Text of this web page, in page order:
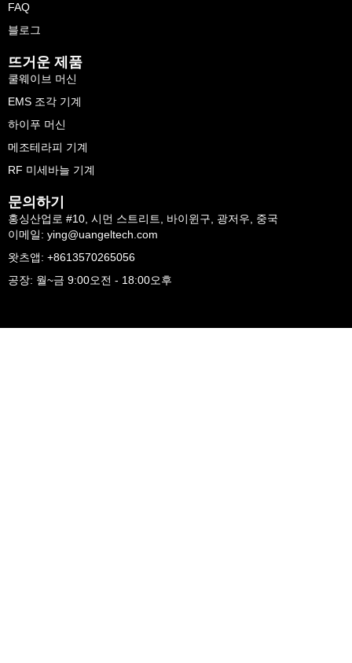
FAQ
블로그
뜨거운 제품
쿨웨이브 머신
EMS 조각 기계
하이푸 머신
메조테라피 기계
RF 미세바늘 기계
문의하기
홍싱산업로 #10, 시먼 스트리트, 바이윈구, 광저우, 중국
이메일: ying@uangeltech.com
왓츠앱: +8613570265056
공장: 월~금 9:00오전 - 18:00오후